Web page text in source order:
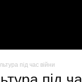
під час війни